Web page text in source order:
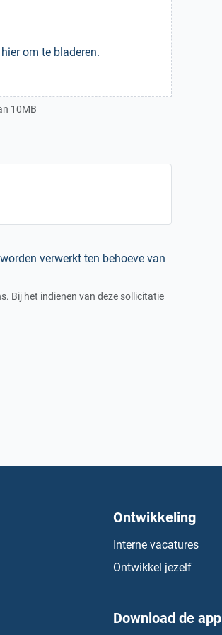
om te bladeren.
10MB
verwerkt ten behoeve van
Bij het indienen van deze sollicitatie
Ontwikkeling
Interne vacatures
Ontwikkel jezelf
Download de app